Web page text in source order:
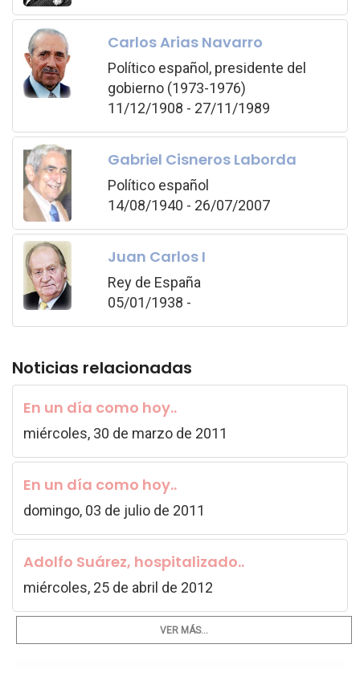
Carlos Arias Navarro
Político español, presidente del
gobierno (1973-1976)
11/12/1908 - 27/11/1989
Gabriel Cisneros Laborda
Político español
14/08/1940 - 26/07/2007
Juan Carlos I
Rey de España
05/01/1938 -
Noticias relacionadas
En un día como hoy..
miércoles, 30 de marzo de 2011
En un día como hoy..
domingo, 03 de julio de 2011
Adolfo Suárez, hospitalizado..
miércoles, 25 de abril de 2012
VER MÁS...